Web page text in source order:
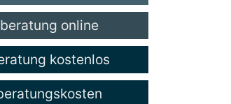
online
kostenlos